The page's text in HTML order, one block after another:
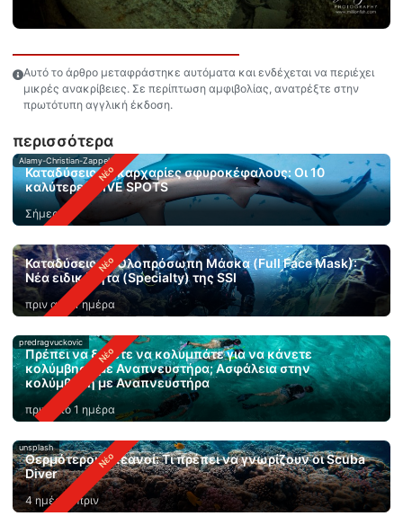
Αυτό το άρθρο μεταφράστηκε αυτόματα και ενδέχεται να περιέχει
μικρές ανακρίβειες. Σε περίπτωση αμφιβολίας, ανατρέξτε στην
πρωτότυπη αγγλική έκδοση.
περισσότερα
Alamy-Christian-Zappel
Καταδύσεις με καρχαρίες σφυροκέφαλους: Οι 10
καλύτερες DIVE SPOTS
Σήμερα
Καταδύσεις με Ολοπρόσωπη Μάσκα (Full Face Mask):
Νέα ειδικότητα (Specialty) της SSI
πριν από 1 ημέρα
predragvuckovic
Πρέπει να ξέρετε να κολυμπάτε για να κάνετε
κολύμβηση με Αναπνευστήρα; Ασφάλεια στην
κολύμβηση με Αναπνευστήρα
πριν από 1 ημέρα
unsplash
Θερμότεροι ωκεανοί: Τι πρέπει να γνωρίζουν οι Scuba
Diver
4 ημέρες πριν